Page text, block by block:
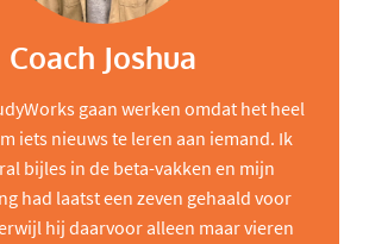
Coach Joshua
gaan werken omdat het heel
iets nieuws te leren aan iemand. Ik
bijles in de beta-vakken en mijn
had laatst een zeven gehaald voor
hij daarvoor alleen maar vieren